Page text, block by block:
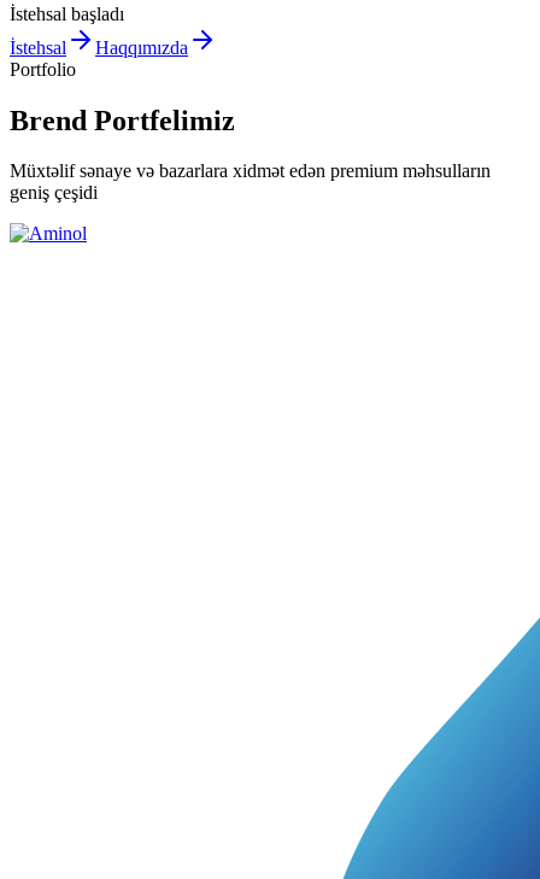
İstehsal başladı
İstehsal
Haqqımızda
Portfolio
Brend Portfelimiz
Müxtəlif sənaye və bazarlara xidmət edən premium məhsulların
geniş çeşidi